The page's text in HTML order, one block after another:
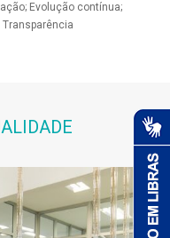
Evolução contínua;